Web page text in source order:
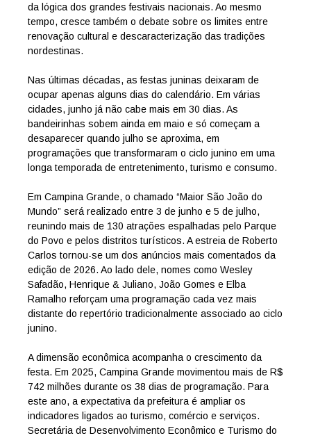
da lógica dos grandes festivais nacionais. Ao mesmo
tempo, cresce também o debate sobre os limites entre
renovação cultural e descaracterização das tradições
nordestinas.
Nas últimas décadas, as festas juninas deixaram de
ocupar apenas alguns dias do calendário. Em várias
cidades, junho já não cabe mais em 30 dias. As
bandeirinhas sobem ainda em maio e só começam a
desaparecer quando julho se aproxima, em
programações que transformaram o ciclo junino em uma
longa temporada de entretenimento, turismo e consumo.
Em Campina Grande, o chamado “Maior São João do
Mundo” será realizado entre 3 de junho e 5 de julho,
reunindo mais de 130 atrações espalhadas pelo Parque
do Povo e pelos distritos turísticos. A estreia de Roberto
Carlos tornou-se um dos anúncios mais comentados da
edição de 2026. Ao lado dele, nomes como Wesley
Safadão, Henrique & Juliano, João Gomes e Elba
Ramalho reforçam uma programação cada vez mais
distante do repertório tradicionalmente associado ao ciclo
junino.
A dimensão econômica acompanha o crescimento da
festa. Em 2025, Campina Grande movimentou mais de R$
742 milhões durante os 38 dias de programação. Para
este ano, a expectativa da prefeitura é ampliar os
indicadores ligados ao turismo, comércio e serviços.
Secretária de Desenvolvimento Econômico e Turismo do